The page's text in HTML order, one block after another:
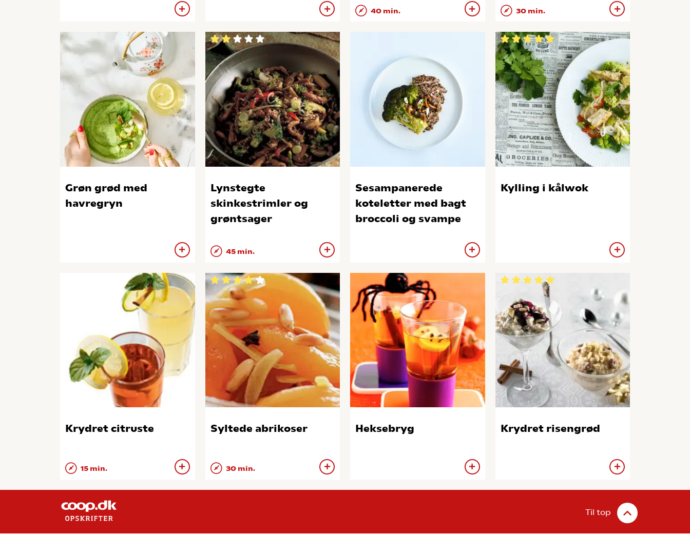
40 min. 30 min.
Grøn grød med
havregryn
Lynstegte
skinkestrimler og
grøntsager
45 min.
Sesampanerede
koteletter med bagt
broccoli og svampe
Kylling i kålwok
Krydret citruste
15 min.
Syltede abrikoser
30 min.
Heksebryg Krydret risengrød
Til top